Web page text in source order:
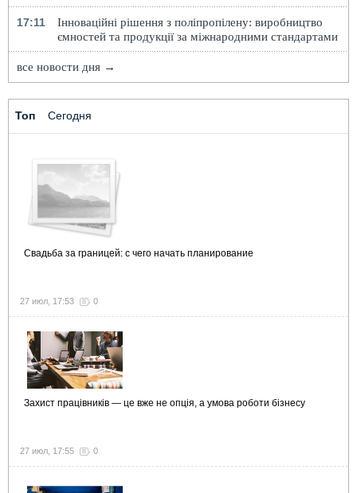
17:11
Інноваційні рішення з поліпропілену: виробництво
ємностей та продукції за міжнародними стандартами
все новости дня →
Топ Сегодня
Свадьба за границей: с чего начать планирование
27 июл, 17:53 0
Захист працівників — це вже не опція, а умова роботи бізнесу
27 июл, 17:55 0